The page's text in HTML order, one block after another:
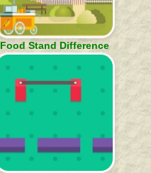
Food Stand Difference